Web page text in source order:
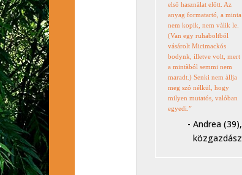
első hasznàlat előtt. Az
anyag formatartó, a minta
nem kopik, nem vàlik le.
(Van egy ruhaboltból
vásárolt Micimackós
bodynk, illetve volt, mert
a mintàból semmi nem
maradt.) Senki nem àllja
meg szó nélkül, hogy
milyen mutatós, valóban
egyedi.”
- Andrea (39),
közgazdász